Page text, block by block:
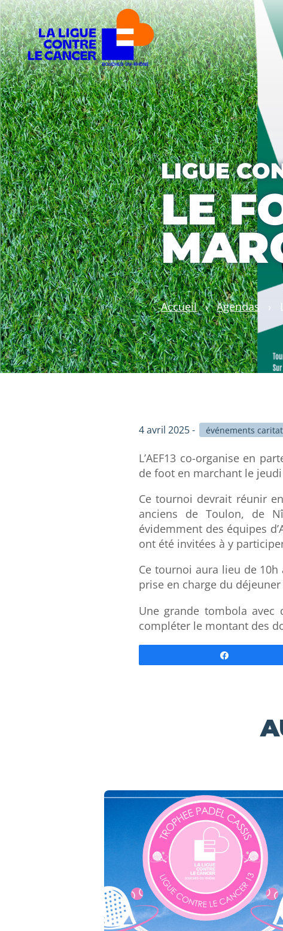
LIGUE
LE
Accueil › Agendas ›
4 avril 2025 - événements
L’AEF13 co-organise en
de foot en marchant le
Ce tournoi devrait réunir
anciens de Toulon, de
évidemment des équipes
ont été invitées à y
Ce tournoi aura lieu de
prise en charge du
Une grande tombola avec
compléter le montant des